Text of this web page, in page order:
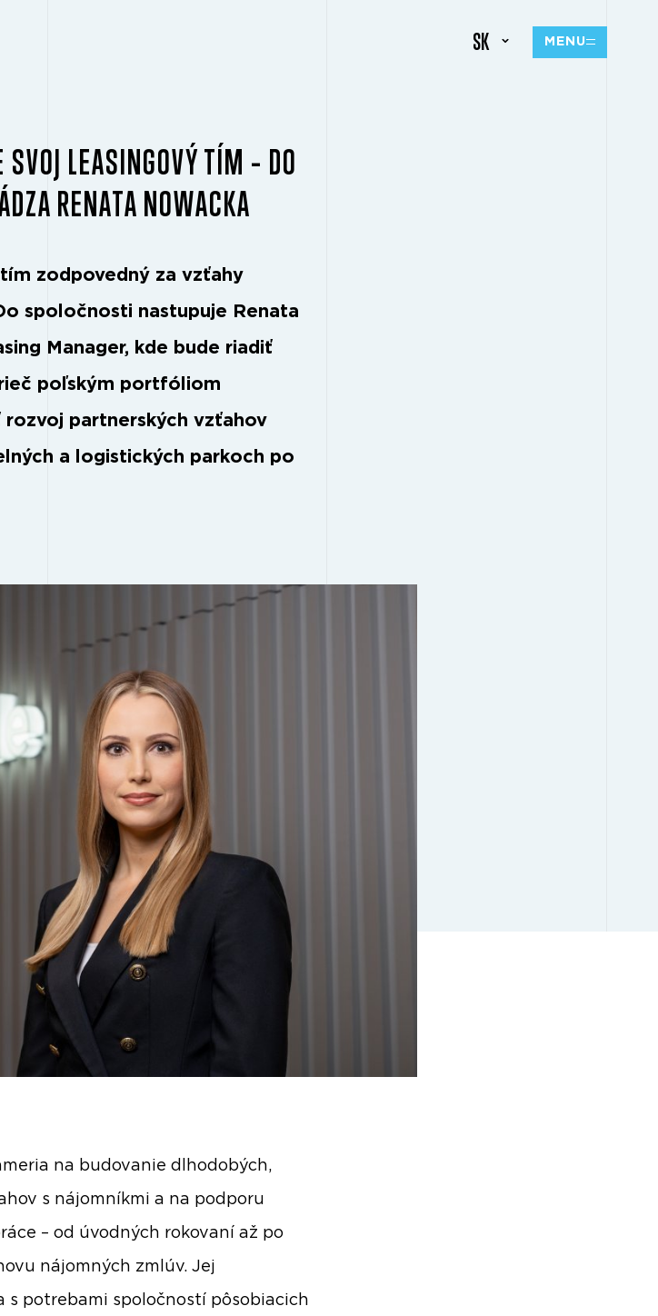
SK MENU
SVOJ LEASINGOVÝ TÍM – DO
RENATA NOWACKA
zodpovedný za vzťahy
spoločnosti nastupuje Renata
Manager, kde bude riadiť
poľským portfóliom
partnerských vzťahov
a logistických parkoch po
na budovanie dlhodobých,
s nájomníkmi a na podporu
– od úvodných rokovaní až po
nájomných zmlúv. Jej
s potrebami spoločností pôsobiacich